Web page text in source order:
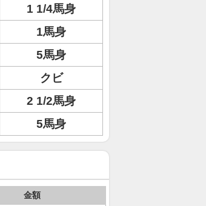
1 1/4馬身
1馬身
5馬身
クビ
2 1/2馬身
5馬身
金額